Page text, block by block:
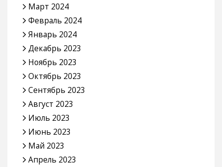
Март 2024
Февраль 2024
Январь 2024
Декабрь 2023
Ноябрь 2023
Октябрь 2023
Сентябрь 2023
Август 2023
Июль 2023
Июнь 2023
Май 2023
Апрель 2023